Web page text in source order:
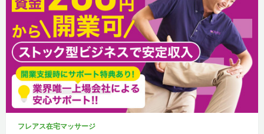
フレアス在宅マッサージ